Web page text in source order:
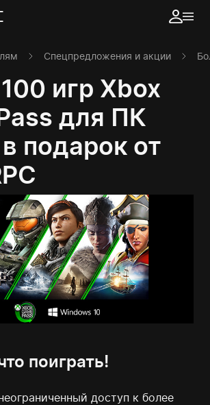
Спецпредложения и акции
игр Xbox
для ПК
подарок от
поиграть!
доступ к более